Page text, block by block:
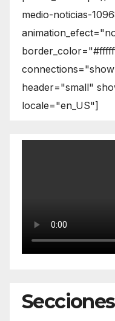
medio-noticias-
header="small"
locale="en_US"]
Secciones